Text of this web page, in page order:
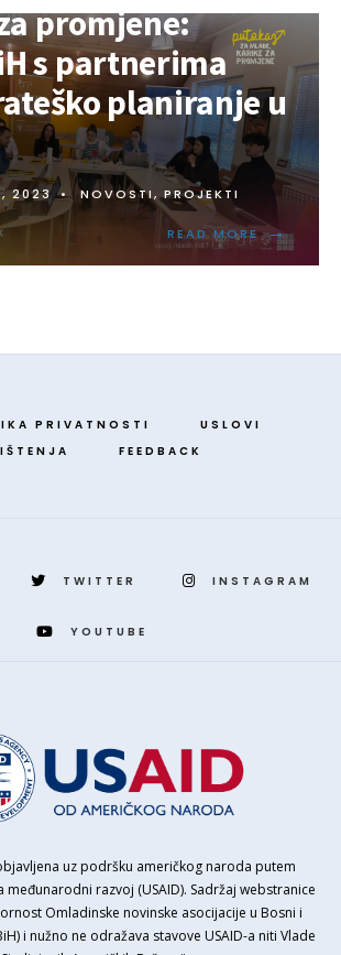
promjene:
s partnerima
planiranje u
2023 • NOVOSTI,PROJEKTI
READ MORE →
PRIVATNOSTI
USLOVI
FEEDBACK
TWITTER INSTAGRAM
YOUTUBE
uz podršku američkog naroda putem
međunarodni razvoj (USAID). Sadržaj webstranice
Omladinske novinske asocijacije u Bosni i
i nužno ne odražava stavove USAID-a niti Vlade